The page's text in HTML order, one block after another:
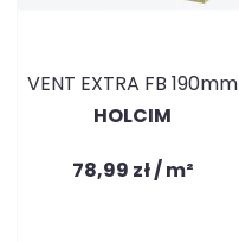
VENT EXTRA FB 190mm
HOLCIM
78,99 zł / m²